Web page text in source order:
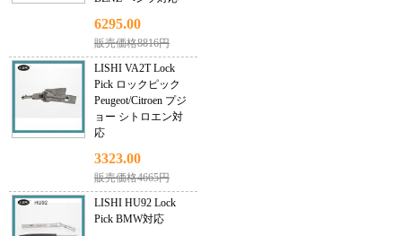
6295.00
販売価格8816円
LISHI VA2T Lock
Pick ロックピック
Peugeot/Citroen プジ
ョー シトロエン対
応
3323.00
販売価格4665円
LISHI HU92 Lock
Pick BMW対応